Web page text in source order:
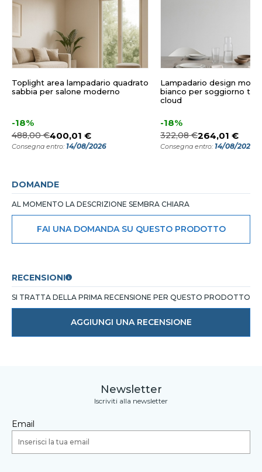
Toplight area lampadario quadrato
sabbia per salone moderno
-18%
488,00 €400,01 €
Consegna entro: 14/08/2026
Lampadario design
bianco per soggiorno
cloud
-18%
322,08 €264,01 €
Consegna entro: 14/08/2026
DOMANDE
AL MOMENTO LA DESCRIZIONE SEMBRA CHIARA
FAI UNA DOMANDA SU QUESTO PRODOTTO
RECENSIONI
SI TRATTA DELLA PRIMA RECENSIONE PER QUESTO PRODOTTO
AGGIUNGI UNA RECENSIONE
Newsletter
Iscriviti alla newsletter
Email